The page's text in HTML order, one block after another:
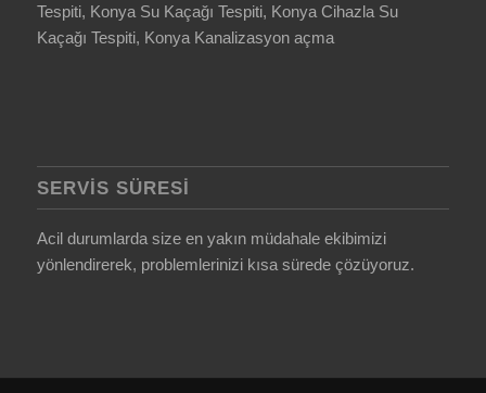
Tespiti, Konya Su Kaçağı Tespiti, Konya Cihazla Su
Kaçağı Tespiti, Konya Kanalizasyon açma
SERVIS SÜRESI
Acil durumlarda size en yakın müdahale ekibimizi
yönlendirerek, problemlerinizi kısa sürede çözüyoruz.